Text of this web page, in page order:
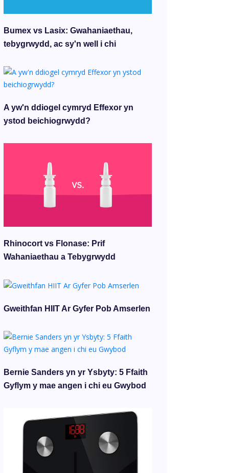
Bumex vs Lasix: Gwahaniaethau,
tebygrwydd, ac sy'n well i chi
A yw'n ddiogel cymryd Effexor yn
ystod beichiogrwydd?
Rhinocort vs Flonase: Prif
Wahaniaethau a Tebygrwydd
Gweithfan HIIT Ar Gyfer Pob Amserlen
Bernie Sanders yn yr Ysbyty: 5 Ffaith
Gyflym y mae angen i chi eu Gwybod